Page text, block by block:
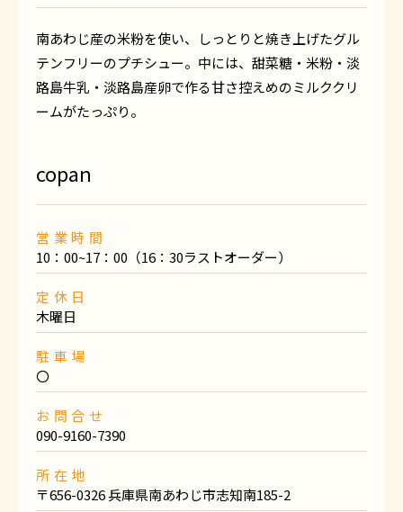
南あわじ産の米粉を使い、しっとりと焼き上げたグル
テンフリーのプチシュー。中には、甜菜糖・米粉・淡
路島牛乳・淡路島産卵で作る甘さ控えめのミルククリ
ームがたっぷり。
copan
営業時間
10：00~17：00（16：30ラストオーダー）
定休日
木曜日
駐車場
〇
お問合せ
090-9160-7390
所在地
〒656-0326 兵庫県南あわじ市志知南185-2